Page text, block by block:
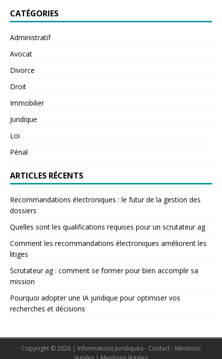
CATÉGORIES
Administratif
Avocat
Divorce
Droit
Immobilier
Juridique
Loi
Pénal
ARTICLES RÉCENTS
Recommandations électroniques : le futur de la gestion des
dossiers
Quelles sont les qualifications requises pour un scrutateur ag
Comment les recommandations électroniques améliorent les
litiges
Scrutateur ag : comment se former pour bien accomplir sa
mission
Pourquoi adopter une IA juridique pour optimiser vos
recherches et décisions
Copyright © 2026 | Informations juridiques - Contact - Mentions